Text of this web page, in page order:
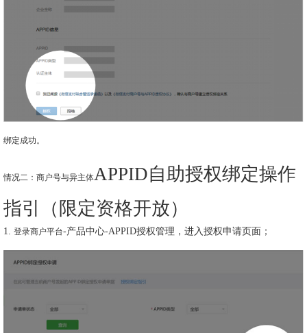
绑定成功。
情况二：商户号与异主体APPID自助授权绑定操作
指引（限定资格开放）
1. 登录商户平台-产品中心-APPID授权管理，进入授权申请页面；